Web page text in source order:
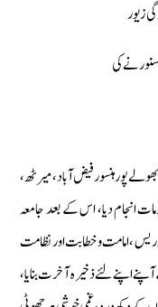
زیور
کی
پور ہنسور فیض آباد ، میرٹھ ،
انجام ديا، اس كے بعد جامعہ
،امامت وخطابت اور نظامت
اپنے لئے ذخیرہ آخرت بنایا،